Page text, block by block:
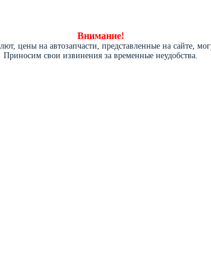
Внимание!
цены на автозапчасти, представленные на сайте,
Приносим свои извинения за временные неудобства.